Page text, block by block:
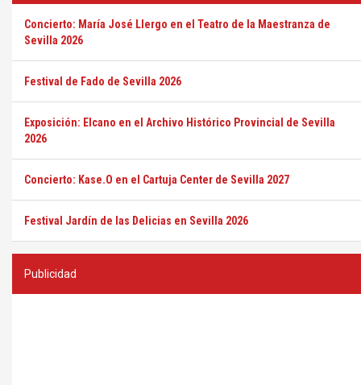
Concierto: María José Llergo en el Teatro de la Maestranza de
Sevilla 2026
Festival de Fado de Sevilla 2026
Exposición: Elcano en el Archivo Histórico Provincial de Sevilla
2026
Concierto: Kase.O en el Cartuja Center de Sevilla 2027
Festival Jardín de las Delicias en Sevilla 2026
Publicidad